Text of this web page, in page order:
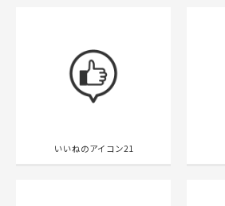
いいねのアイコン21